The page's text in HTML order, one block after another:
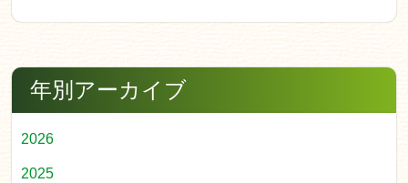
年別アーカイブ
2026
2025